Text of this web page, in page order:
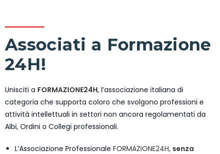
Associati a Formazione
24H!
Unisciti a FORMAZIONE24H, l’associazione italiana di
categoria che supporta coloro che svolgono professioni e
attività intellettuali in settori non ancora regolamentati da
Albi, Ordini o Collegi professionali.
L’Associazione Professionale FORMAZIONE24H, senza